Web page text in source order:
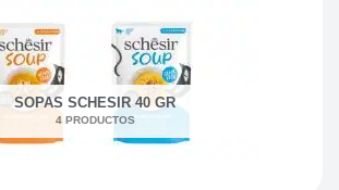
SOPAS SCHESIR 40 GR
4 PRODUCTOS